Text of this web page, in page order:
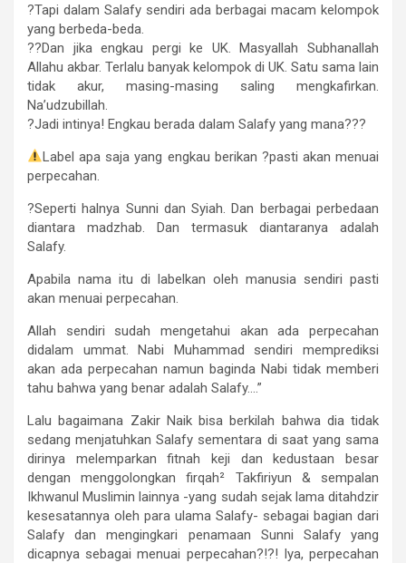
?Tapi dalam Salafy sendiri ada berbagai macam kelompok
yang berbeda-beda.
??Dan jika engkau pergi ke UK. Masyallah Subhanallah
Allahu akbar. Terlalu banyak kelompok di UK. Satu sama lain
tidak akur, masing-masing saling mengkafirkan.
Na’udzubillah.
?Jadi intinya! Engkau berada dalam Salafy yang mana???
Label apa saja yang engkau berikan ?pasti akan menuai
perpecahan.
?Seperti halnya Sunni dan Syiah. Dan berbagai perbedaan
diantara madzhab. Dan termasuk diantaranya adalah
Salafy.
Apabila nama itu di labelkan oleh manusia sendiri pasti
akan menuai perpecahan.
Allah sendiri sudah mengetahui akan ada perpecahan
didalam ummat. Nabi Muhammad sendiri memprediksi
akan ada perpecahan namun baginda Nabi tidak memberi
tahu bahwa yang benar adalah Salafy….”
Lalu bagaimana Zakir Naik bisa berkilah bahwa dia tidak
sedang menjatuhkan Salafy sementara di saat yang sama
dirinya melemparkan fitnah keji dan kedustaan besar
dengan menggolongkan firqah² Takfiriyun & sempalan
Ikhwanul Muslimin lainnya -yang sudah sejak lama ditahdzir
kesesatannya oleh para ulama Salafy- sebagai bagian dari
Salafy dan mengingkari penamaan Sunni Salafy yang
dicapnya sebagai menuai perpecahan?!?! Iya, perpecahan